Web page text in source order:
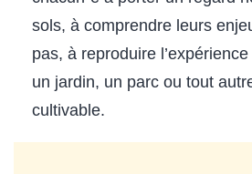
sols, à comprendre leurs
pas, à reproduire
un jardin, un parc ou tout
cultivable.